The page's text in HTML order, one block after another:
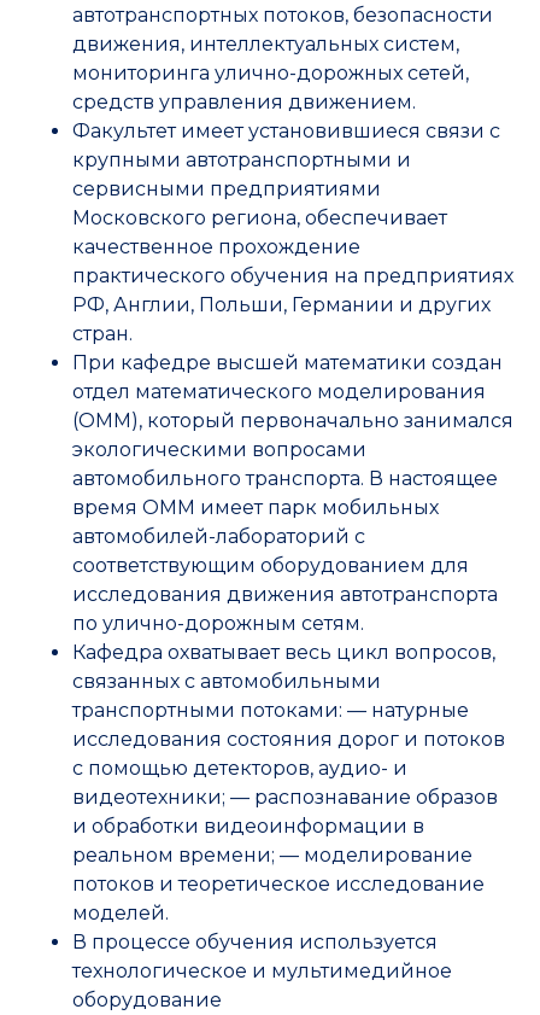
автотранспортных потоков, безопасности
движения, интеллектуальных систем,
мониторинга улично-дорожных сетей,
средств управления движением.
Факультет имеет установившиеся связи с
крупными автотранспортными и
сервисными предприятиями
Московского региона, обеспечивает
качественное прохождение
практического обучения на предприятиях
РФ, Англии, Польши, Германии и других
стран.
При кафедре высшей математики создан
отдел математического моделирования
(ОММ), который первоначально занимался
экологическими вопросами
автомобильного транспорта. В настоящее
время ОММ имеет парк мобильных
автомобилей-лабораторий с
соответствующим оборудованием для
исследования движения автотранспорта
по улично-дорожным сетям.
Кафедра охватывает весь цикл вопросов,
связанных с автомобильными
транспортными потоками: — натурные
исследования состояния дорог и потоков
с помощью детекторов, аудио- и
видеотехники; — распознавание образов
и обработки видеоинформации в
реальном времени; — моделирование
потоков и теоретическое исследование
моделей.
В процессе обучения используется
технологическое и мультимедийное
оборудование